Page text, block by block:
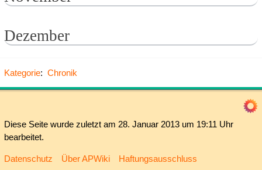
Dezember
Kategorie: Chronik
Diese Seite wurde zuletzt am 28. Januar 2013 um 19:11 Uhr
bearbeitet.
Datenschutz Über APWiki Haftungsausschluss